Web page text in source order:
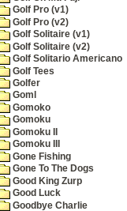
Golf Pro (v1)
Golf Pro (v2)
Golf Solitaire (v1)
Golf Solitaire (v2)
Golf Solitario Americano
Golf Tees
Golfer
Goml
Gomoko
Gomoku
Gomoku II
Gomoku III
Gone Fishing
Gone To The Dogs
Good King Zurp
Good Luck
Goodbye Charlie